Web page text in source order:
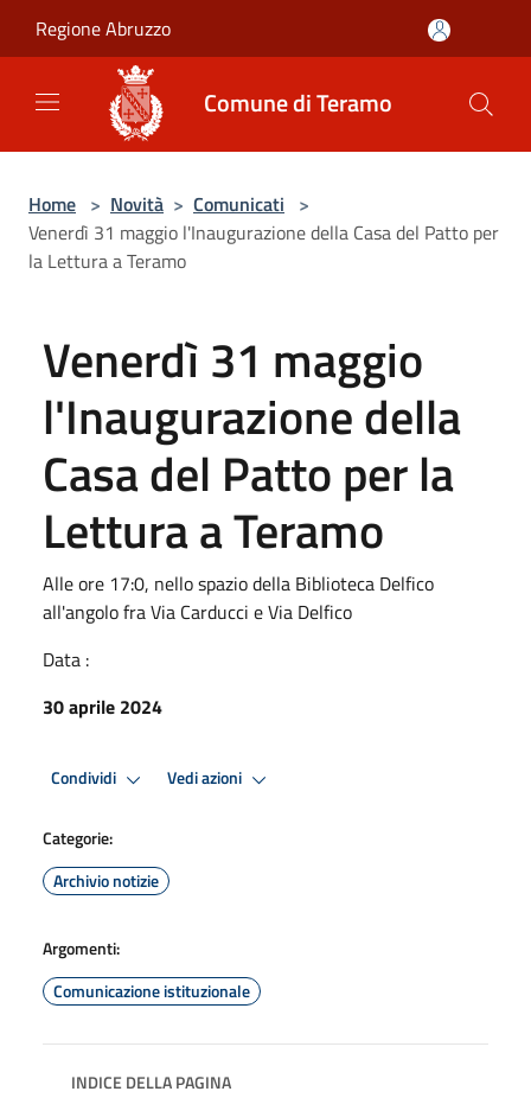
Regione Abruzzo
Comune di Teramo
Home > Novità > Comunicati >
Venerdì 31 maggio l'Inaugurazione della Casa del Patto per
la Lettura a Teramo
Venerdì 31 maggio
l'Inaugurazione della
Casa del Patto per la
Lettura a Teramo
Alle ore 17:0, nello spazio della Biblioteca Delfico
all'angolo fra Via Carducci e Via Delfico
Data :
30 aprile 2024
Condividi Vedi azioni
Categorie:
Archivio notizie
Argomenti:
Comunicazione istituzionale
INDICE DELLA PAGINA